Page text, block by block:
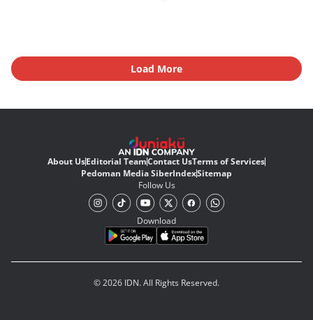
Load More
About UsEditorial TeamContact UsTerms of Services
Pedoman Media SiberIndexSitemap
Follow Us
Download
© 2026 IDN. All Rights Reserved.